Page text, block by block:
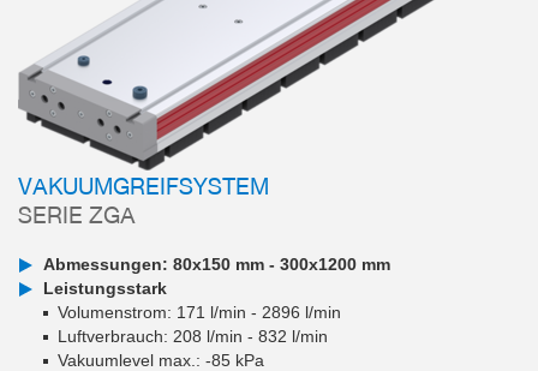
VAKUUMGREIFSYSTEM
SERIE ZGA
Abmessungen: 80x150 mm - 300x1200 mm
Leistungsstark
Volumenstrom: 171 l/min - 2896 l/min
Luftverbrauch: 208 l/min - 832 l/min
Vakuumlevel max.: -85 kPa